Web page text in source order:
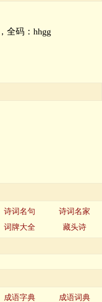
，全码： hhgg
诗词名句
诗词名家
词牌大全 藏头诗
成语字典
成语词典